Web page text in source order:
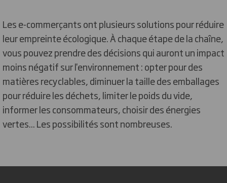
Les e-commerçants ont plusieurs solutions pour réduire
leur empreinte écologique. À chaque étape de la chaîne,
vous pouvez prendre des décisions qui auront un impact
moins négatif sur l'environnement : opter pour des
matières recyclables, diminuer la taille des emballages
pour réduire les déchets, limiter le poids du vide,
informer les consommateurs, choisir des énergies
vertes... Les possibilités sont nombreuses.